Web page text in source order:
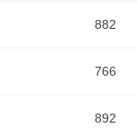
882
766
892